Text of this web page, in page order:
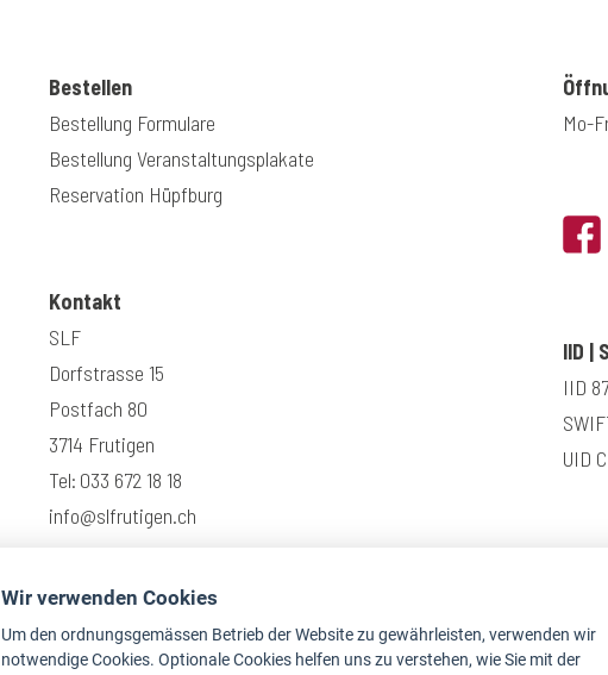
Bestellen
Bestellung Formulare
Bestellung Veranstaltungsplakate
Reservation Hüpfburg
Kontakt
SLF
Dorfstrasse 15
Postfach 80
3714 Frutigen
Tel: 033 672 18 18
info@slfrutigen.ch
Mo-
IID |
IID
UID
Wir verwenden Cookies
Um den ordnungsgemässen Betrieb der Website zu gewährleisten, verwenden wir
notwendige Cookies. Optionale Cookies helfen uns zu verstehen, wie Sie mit der